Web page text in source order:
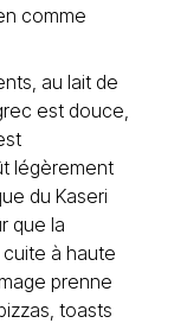
comme
au lait de
est douce,
légèrement
du Kaseri
que la
à haute
prenne
toasts